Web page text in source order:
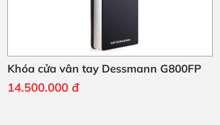
Khóa cửa vân tay Dessmann G800FP
14.500.000 đ